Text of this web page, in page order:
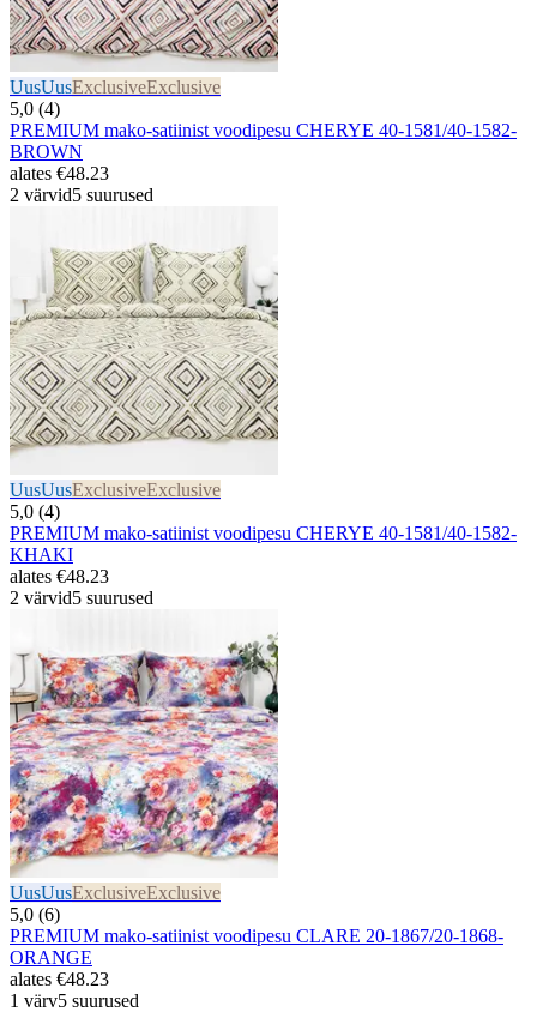
UusUusExclusiveExclusive
5,0 (4)
PREMIUM mako-satiinist voodipesu CHERYE 40-1581/40-1582-
BROWN
alates €48.23
2 värvid5 suurused
UusUusExclusiveExclusive
5,0 (4)
PREMIUM mako-satiinist voodipesu CHERYE 40-1581/40-1582-
KHAKI
alates €48.23
2 värvid5 suurused
UusUusExclusiveExclusive
5,0 (6)
PREMIUM mako-satiinist voodipesu CLARE 20-1867/20-1868-
ORANGE
alates €48.23
1 värv5 suurused